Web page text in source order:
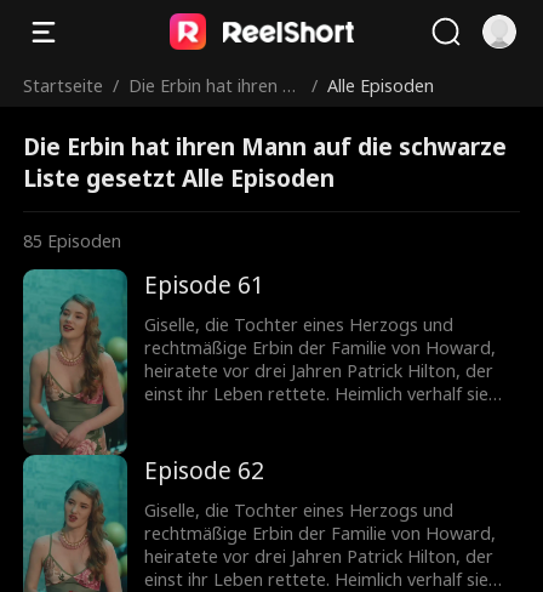
Startseite / Die Erbin hat ihren M
Liste gesetzt
/ Alle Episoden
Die Erbin hat ihren Mann auf die schwarze
Liste gesetzt Alle Episoden
85 Episoden
Episode 61
Giselle, die Tochter eines Herzogs und
rechtmäßige Erbin der Familie von Howard,
heiratete vor drei Jahren Patrick Hilton, der
einst ihr Leben rettete. Heimlich verhalf sie
verletzenden Kommentare von Becky trieben
die schwangere Giselle in die Verzweiflung. Sie
fordert die Scheidung. Patrick jedoch liebt nur
Giselle. Nach der Trennung erkennt er, wie
sehr er sie braucht, und setzt alles daran, sie
zurückzugewinnen.
Episode 62
Giselle, die Tochter eines Herzogs und
rechtmäßige Erbin der Familie von Howard,
heiratete vor drei Jahren Patrick Hilton, der
einst ihr Leben rettete. Heimlich verhalf sie